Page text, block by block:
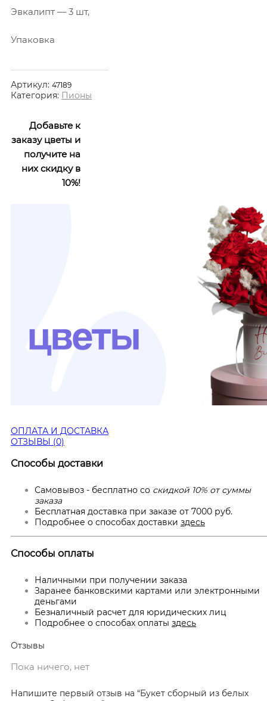
Эвкалипт — 3 шт,
Упаковка
Артикул: 47189
Категория: Пионы
Добавьте к
заказу цветы и
получите на
них скидку в
10%!
ОПЛАТА И ДОСТАВКА
ОТЗЫВЫ (0)
Способы доставки
Самовывоз - бесплатно со скидкой 10% от суммы
заказа
Бесплатная доставка при заказе от 7000 руб.
Подробнее о способах доставки здесь
Способы оплаты
Наличными при получении заказа
Заранее банковскими картами или электронными
деньгами
Безналичный расчет для юридических лиц
Подробнее о способах оплаты здесь
Отзывы
Пока ничего, нет
Напишите первый отзыв на “Букет сборный из белых